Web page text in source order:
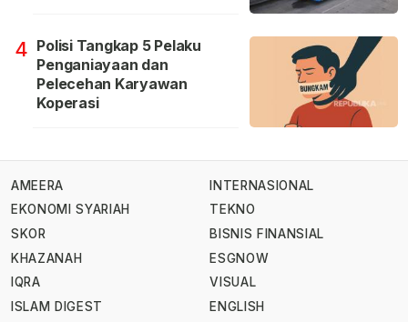
4 Polisi Tangkap 5 Pelaku
Penganiayaan dan
Pelecehan Karyawan
Koperasi
AMEERA
EKONOMI SYARIAH
SKOR
KHAZANAH
IQRA
ISLAM DIGEST
INTERNASIONAL
TEKNO
BISNIS FINANSIAL
ESGNOW
VISUAL
ENGLISH